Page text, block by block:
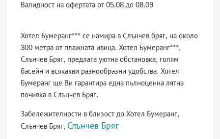
Валидност на офертатаот 05.08 до 08.09
Хотел Бумеранг*** се намира в Слънчев бряг, на около
300 метра от плажната ивица. Хотел Бумеранг***,
Слънчев Бряг, предлага уютна обстановка, голям
басейн и всякакви разнообразни удобства. Хотел
Бумеранг ще Ви гарантира една пълноценна лятна
почивка в Слънчев Бряг.
Забележителности в близост до Хотел Бумеранг,
Слънчев Бряг, Слънчев Бряг